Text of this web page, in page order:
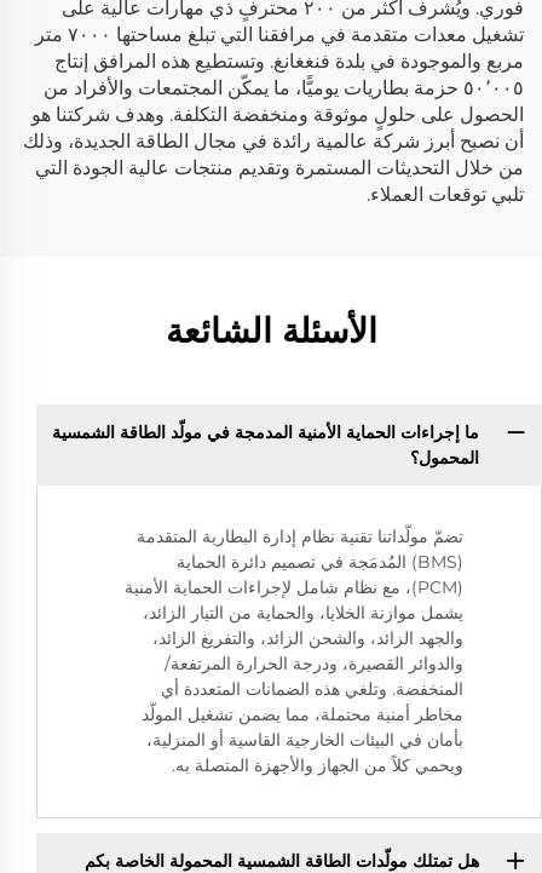
فوري. ويُشرف أكثر من ٢٠٠ محترفٍ ذي مهارات عالية على
تشغيل معدات متقدمة في مرافقنا التي تبلغ مساحتها ٧٠٠٠ متر
مربع والموجودة في بلدة فنغغانغ. وتستطيع هذه المرافق إنتاج
٥٠٬٠٠٥ حزمة بطاريات يوميًّا، ما يمكّن المجتمعات والأفراد من
الحصول على حلولٍ موثوقة ومنخفضة التكلفة. وهدف شركتنا هو
أن نصبح أبرز شركة عالمية رائدة في مجال الطاقة الجديدة، وذلك
من خلال التحديثات المستمرة وتقديم منتجات عالية الجودة التي
تلبي توقعات العملاء.
الأسئلة الشائعة
ما إجراءات الحماية الأمنية المدمجة في مولّد الطاقة الشمسية
المحمول؟
تضمّ مولّداتنا تقنية نظام إدارة البطارية المتقدمة
(BMS) المُدمَجة في تصميم دائرة الحماية
(PCM)، مع نظام شامل لإجراءات الحماية الأمنية
يشمل موازنة الخلايا، والحماية من التيار الزائد،
والجهد الزائد، والشحن الزائد، والتفريغ الزائد،
والدوائر القصيرة، ودرجة الحرارة المرتفعة/
المنخفضة. وتلغي هذه الضمانات المتعددة أي
مخاطر أمنية محتملة، مما يضمن تشغيل المولّد
بأمان في البيئات الخارجية القاسية أو المنزلية،
ويحمي كلاً من الجهاز والأجهزة المتصلة به.
هل تمتلك مولّدات الطاقة الشمسية المحمولة الخاصة بكم